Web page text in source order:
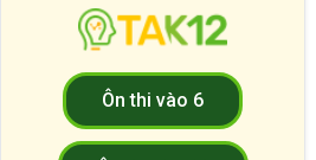
Ôn thi vào 6